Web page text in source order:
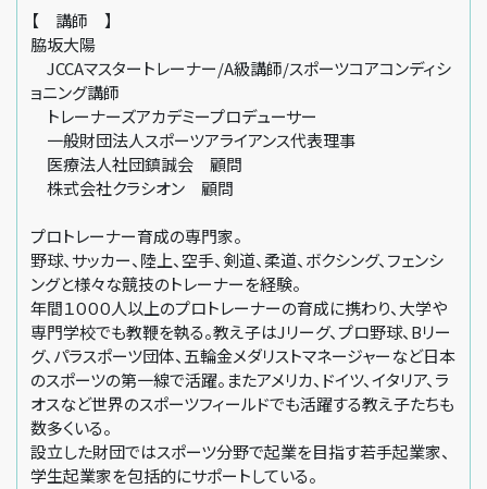
【 講師 】
脇坂大陽
JCCAマスタートレーナー/A級講師/スポーツコアコンディシ
ョニング講師
トレーナーズアカデミープロデューサー
一般財団法人スポーツアライアンス代表理事
医療法人社団鎮誠会 顧問
株式会社クラシオン 顧問
プロトレーナー育成の専門家。
野球、サッカー、陸上、空手、剣道、柔道、ボクシング、フェンシ
ングと様々な競技のトレーナーを経験。
年間１０００人以上のプロトレーナーの育成に携わり、大学や
専門学校でも教鞭を執る。教え子はJリーグ、プロ野球、Bリー
グ、パラスポーツ団体、五輪金メダリストマネージャーなど日本
のスポーツの第一線で活躍。またアメリカ、ドイツ、イタリア、ラ
オスなど世界のスポーツフィールドでも活躍する教え子たちも
数多くいる。
設立した財団ではスポーツ分野で起業を目指す若手起業家、
学生起業家を包括的にサポートしている。